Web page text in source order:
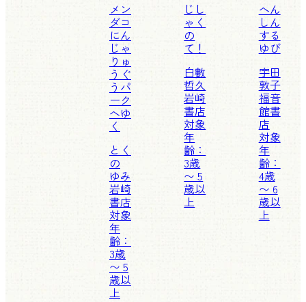
メン
ダコ
にん
じゃ
りゅ
うぐ
うパ
ーク
へゆ
く
とく
の
ゆみ
岩崎
書店
対象
年
齢：
3歳
〜 5
歳以
上
じし
ゃく
の
て！
白數
哲久
岩崎
書店
対象
年
齢：
3歳
〜 5
歳以
上
へん
しん
する
ゆび
宇田
敦子
福音
館書
店
対象
年
齢：
4歳
〜 6
歳以
上